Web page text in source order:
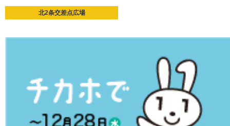
北2条交差点広場